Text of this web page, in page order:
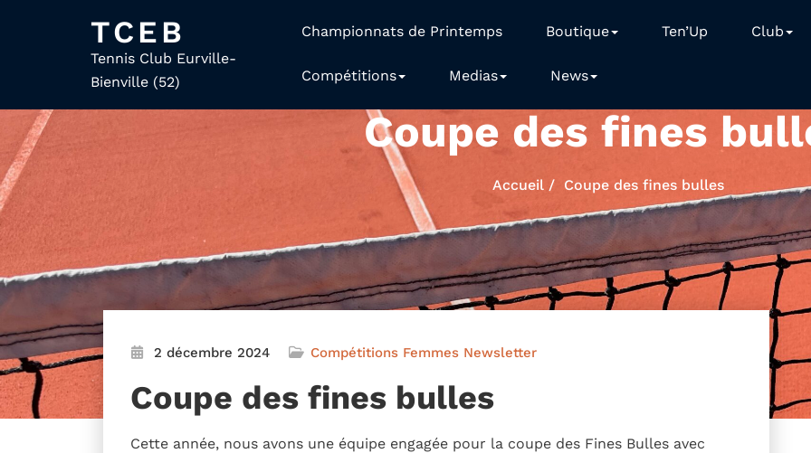
TCEB
Tennis Club Eurville-
Bienville (52)
Championnats de Printemps Boutique Ten’Up Club
Compétitions Medias News
Coupe des fines
Accueil Coupe des fines bulles
2 décembre 2024 Compétitions Femmes Newsletter
Coupe des fines bulles
Cette année, nous avons une équipe engagée pour la coupe des Fines Bulles avec